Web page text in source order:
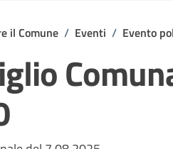
il Comune / Eventi / Evento